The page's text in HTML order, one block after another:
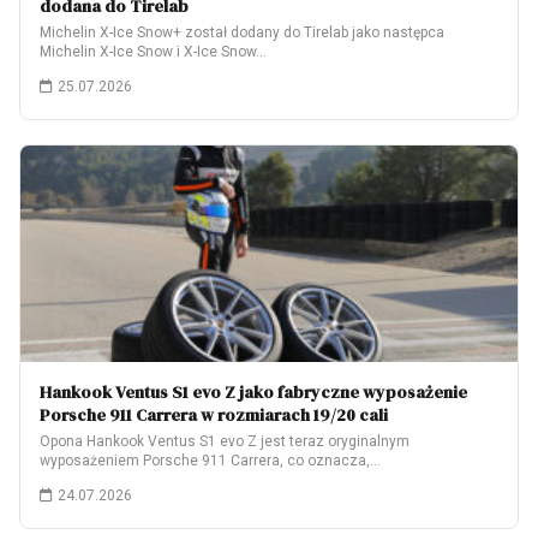
dodana do Tirelab
Michelin X-Ice Snow+ został dodany do Tirelab jako następca
Michelin X-Ice Snow i X-Ice Snow…
25.07.2026
Hankook Ventus S1 evo Z jako fabryczne wyposażenie
Porsche 911 Carrera w rozmiarach 19/20 cali
Opona Hankook Ventus S1 evo Z jest teraz oryginalnym
wyposażeniem Porsche 911 Carrera, co oznacza,…
24.07.2026